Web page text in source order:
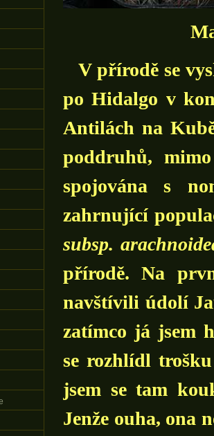
V přírodě se
po Hidalgo v
Antilách na
poddruhů,
spojována s
zahrnující
subsp.
přírodě. Na
navštívili údolí
zatímco já jsem
se rozhlídl
jsem se tam
Jenže ouha, ona